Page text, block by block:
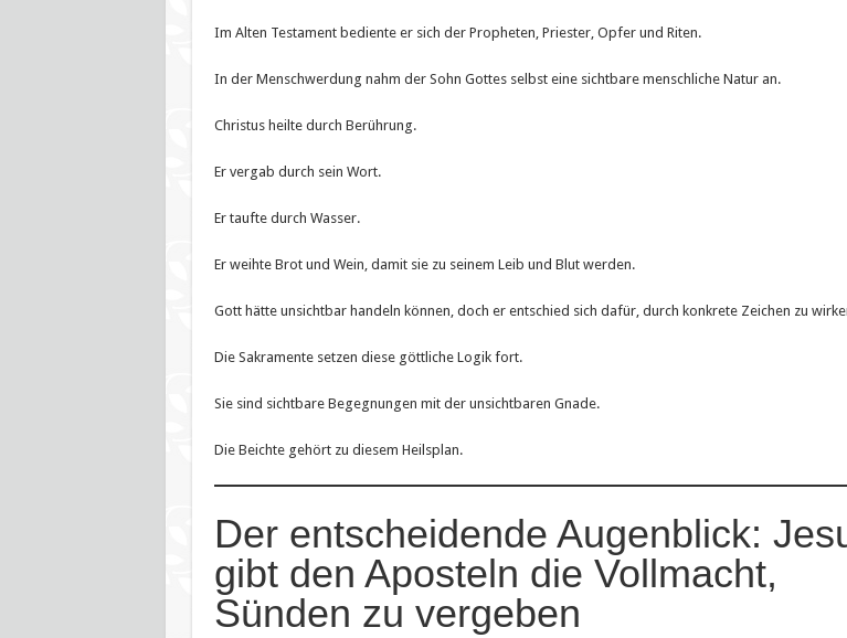
Im Alten Testament bediente er sich der Propheten, Priester, Opfer und Riten.
In der Menschwerdung nahm der Sohn Gottes selbst eine sichtbare menschliche Natur an.
Christus heilte durch Berührung.
Er vergab durch sein Wort.
Er taufte durch Wasser.
Er weihte Brot und Wein, damit sie zu seinem Leib und Blut werden.
Gott hätte unsichtbar handeln können, doch er entschied sich dafür, durch konkrete Zeichen zu
Die Sakramente setzen diese göttliche Logik fort.
Sie sind sichtbare Begegnungen mit der unsichtbaren Gnade.
Die Beichte gehört zu diesem Heilsplan.
Der entscheidende Augenblick:
gibt den Aposteln die Vollmacht,
Sünden zu vergeben